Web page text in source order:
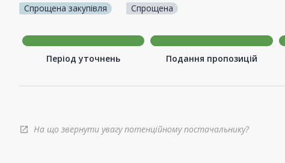
Спрощена закупівля Спрощена
Період уточнень Подання пропозицій
open_in_new На що звернути увагу потенційному постачальнику?